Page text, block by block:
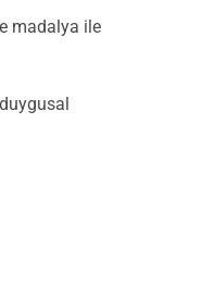
madalya ile